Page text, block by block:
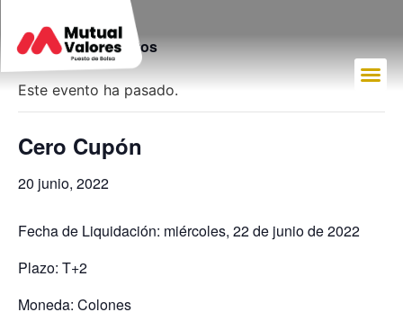
« Todos los Eventos
Este evento ha pasado.
Cero Cupón
20 junio, 2022
Fecha de Liquidación: miércoles, 22 de junio de 2022
Plazo: T+2
Moneda: Colones